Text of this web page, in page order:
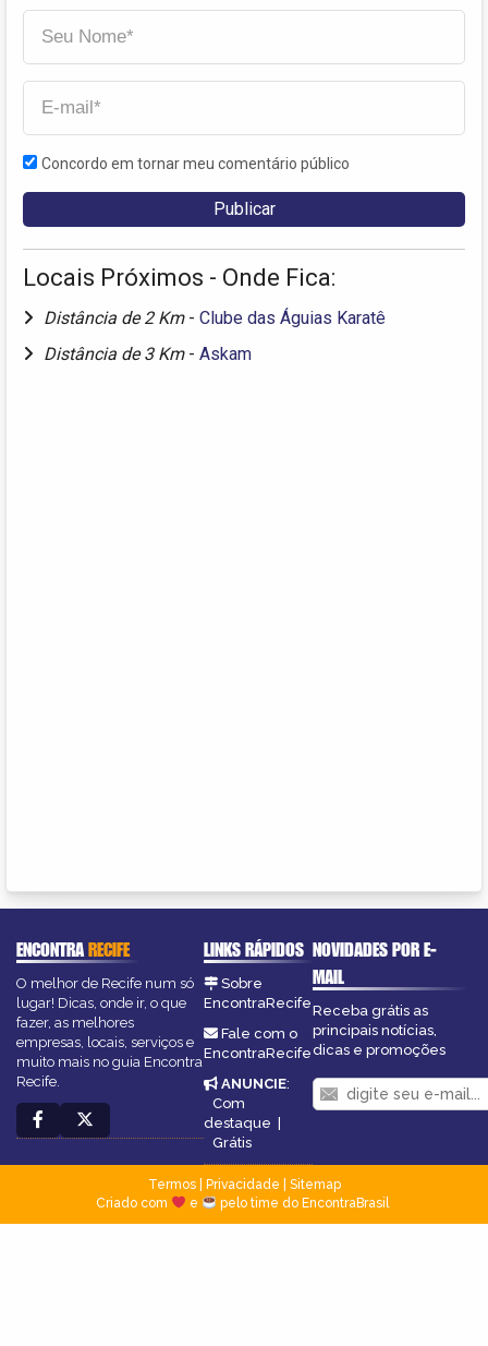
Concordo em tornar meu comentário público
Locais Próximos - Onde Fica:
Distância de 2 Km - Clube das Águias Karatê
Distância de 3 Km - Askam
ENCONTRARECIFE
O melhor de Recife num só
lugar! Dicas, onde ir, o que
fazer, as melhores
empresas, locais, serviços e
muito mais no guia Encontra
Recife.
LINKS RÁPIDOS
Sobre
EncontraRecife
Fale com o
EncontraRecife
ANUNCIE:
Com
destaque |
Grátis
NOVIDADES POR E-
MAIL
Receba grátis as
principais notícias,
dicas e promoções
Termos| Privacidade
Sitemap
Criado com
e pelo time do EncontraBrasil